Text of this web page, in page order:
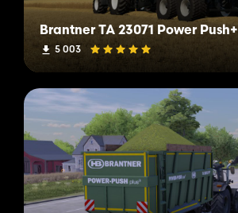
Brantner TA 23071 Power Push+
5 003